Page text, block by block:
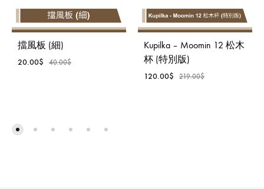
擋風板 (細)
20.00$ 40.00$
Kupilka – Moomin 12 松木
杯 (特別版)
120.00$ 219.00$